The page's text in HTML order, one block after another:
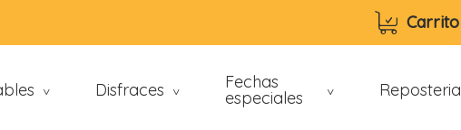
Carrito
> Disfraces > Fechas
especiales > Reposteria